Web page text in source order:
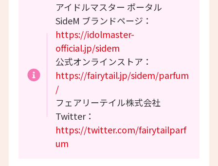
アイドルマスター ポータル
SideM ブランドページ：
https://idolmaster-
official.jp/sidem
公式オンラインストア：
https://fairytail.jp/sidem/parfum
/
フェアリーテイル株式会社
Twitter：
https://twitter.com/fairytailparf
um